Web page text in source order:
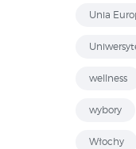
Unia
wellness
wybory
Włochy